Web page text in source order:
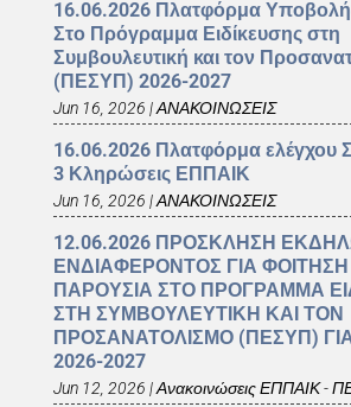
16.06.2026 Πλατφόρμα
Στο Πρόγραμμα Ειδίκευσης στη
Συμβουλευτική και τον
(ΠΕΣΥΠ) 2026-2027
Jun 16, 2026 |ΑΝΑΚΟΙΝΩΣΕΙΣ
16.06.2026 Πλατφόρμα ελέγχου
3 Κληρώσεις ΕΠΠΑΙΚ
Jun 16, 2026 |ΑΝΑΚΟΙΝΩΣΕΙΣ
12.06.2026 ΠΡΟΣΚΛΗΣΗ
ΕΝΔΙΑΦΕΡΟΝΤΟΣ ΓΙΑ
ΠΑΡΟΥΣΙΑ ΣΤΟ ΠΡΟΓΡΑΜΜΑ
ΣΤΗ ΣΥΜΒΟΥΛΕΥΤΙΚΗ ΚΑΙ ΤΟΝ
ΠΡΟΣΑΝΑΤΟΛΙΣΜΟ (ΠΕΣΥΠ)
2026-2027
Jun 12, 2026 |Ανακοινώσεις ΕΠΠΑΙΚ -